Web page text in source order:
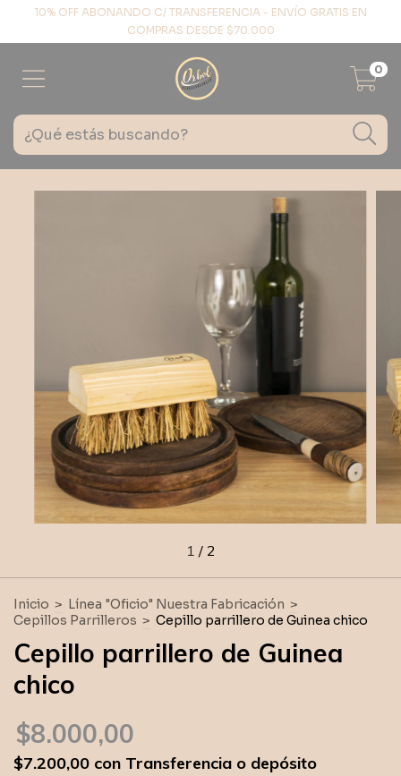
10% OFF ABONANDO C/ TRANSFERENCIA - ENVÍO GRATIS EN
COMPRAS DESDE $70.000
0
1 / 2
Inicio > Línea "Oficio" Nuestra Fabricación >
Cepillos Parrilleros > Cepillo parrillero de Guinea chico
Cepillo parrillero de Guinea
chico
$8.000,00
$7.200,00 con Transferencia o depósito